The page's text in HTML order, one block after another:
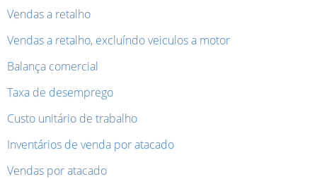
Vendas a retalho
Vendas a retalho, excluíndo veiculos a motor
Balança comercial
Taxa de desemprego
Custo unitário de trabalho
Inventários de venda por atacado
Vendas por atacado